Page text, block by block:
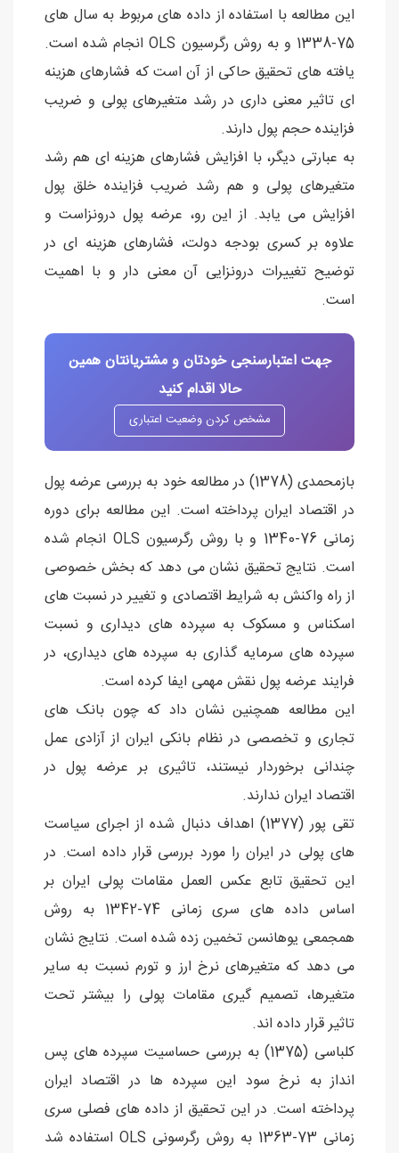
این مطالعه با استفاده از داده های مربوط به سال های
75-1338 و به روش رگرسیون OLS انجام شده است.
یافته های تحقیق حاکی از آن است که فشارهای هزینه
ای تاثیر معنی داری در رشد متغیرهای پولی و ضریب
فزاینده حجم پول دارند.
به عبارتی دیگر، با افزایش فشارهای هزینه ای هم رشد
متغیرهای پولی و هم رشد ضریب فزاینده خلق پول
افزایش می یابد. از این رو، عرضه پول درونزاست و
علاوه بر کسری بودجه دولت، فشارهای هزینه ای در
توضیح تغییرات درونزایی آن معنی دار و با اهمیت
است.
جهت اعتبارسنجی خودتان و مشتریانتان همین
حالا اقدام کنید
مشخص کردن وضعیت اعتباری
بازمحمدی (1378) در مطالعه خود به بررسی عرضه پول
در اقتصاد ایران پرداخته است. این مطالعه برای دوره
زمانی 76-1340 و با روش رگرسیون OLS انجام شده
است. نتایج تحقیق نشان می دهد که بخش خصوصی
از راه واکنش به شرایط اقتصادی و تغییر در نسبت های
اسکناس و مسکوک به سپرده های دیداری و نسبت
سپرده های سرمایه گذاری به سپرده های دیداری، در
فرایند عرضه پول نقش مهمی ایفا کرده است.
این مطالعه همچنین نشان داد که چون بانک های
تجاری و تخصصی در نظام بانکی ایران از آزادی عمل
چندانی برخوردار نیستند، تاثیری بر عرضه پول در
اقتصاد ایران ندارند.
تقی پور (1377) اهداف دنبال شده از اجرای سیاست
های پولی در ایران را مورد بررسی قرار داده است. در
این تحقیق تابع عکس العمل مقامات پولی ایران بر
اساس داده های سری زمانی 74-1342 به روش
همجمعی یوهانسن تخمین زده شده است. نتایج نشان
می دهد که متغیرهای نرخ ارز و تورم نسبت به سایر
متغیرها، تصمیم گیری مقامات پولی را بیشتر تحت
تاثیر قرار داده اند.
کلباسی (1375) به بررسی حساسیت سپرده های پس
انداز به نرخ سود این سپرده ها در اقتصاد ایران
پرداخته است. در این تحقیق از داده های فصلی سری
زمانی 73-1363 به روش رگرسونی OLS استفاده شد